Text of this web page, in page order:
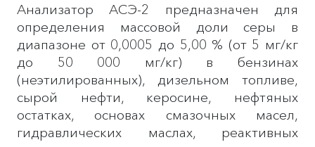
Анализатор АСЭ-2 предназначен для
определения массовой доли серы в
диапазоне от 0,0005 до 5,00 % (от 5 мг/кг
до 50 000 мг/кг) в бензинах
(неэтилированных), дизельном топливе,
сырой нефти, керосине, нефтяных
остатках, основах смазочных масел,
гидравлических маслах, реактивных